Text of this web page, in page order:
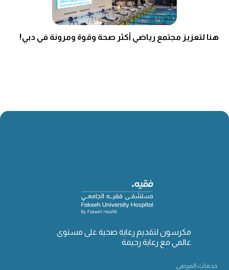
هنا لتعزيز مجتمع رياضي أكثر صحة وقوة ومرونة في دبي!
مكرسون لتقديم رعاية صحية على مستوى
عالمي مع رعاية رحيمة
خدمات المرضى